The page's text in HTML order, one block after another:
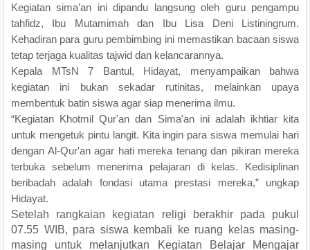
Kegiatan sima’an ini dipandu langsung oleh guru pengampu
tahfidz, Ibu Mutamimah dan Ibu Lisa Deni Listiningrum.
Kehadiran para guru pembimbing ini memastikan bacaan siswa
tetap terjaga kualitas tajwid dan kelancarannya.
Kepala MTsN 7 Bantul, Hidayat, menyampaikan bahwa
kegiatan ini bukan sekadar rutinitas, melainkan upaya
membentuk batin siswa agar siap menerima ilmu.
“Kegiatan Khotmil Qur'an dan Sima'an ini adalah ikhtiar kita
untuk mengetuk pintu langit. Kita ingin para siswa memulai hari
dengan Al-Qur'an agar hati mereka tenang dan pikiran mereka
terbuka sebelum menerima pelajaran di kelas. Kedisiplinan
beribadah adalah fondasi utama prestasi mereka,” ungkap
Hidayat.
Setelah rangkaian kegiatan religi berakhir pada pukul
07.55 WIB, para siswa kembali ke ruang kelas masing-
masing untuk melanjutkan Kegiatan Belajar Mengajar